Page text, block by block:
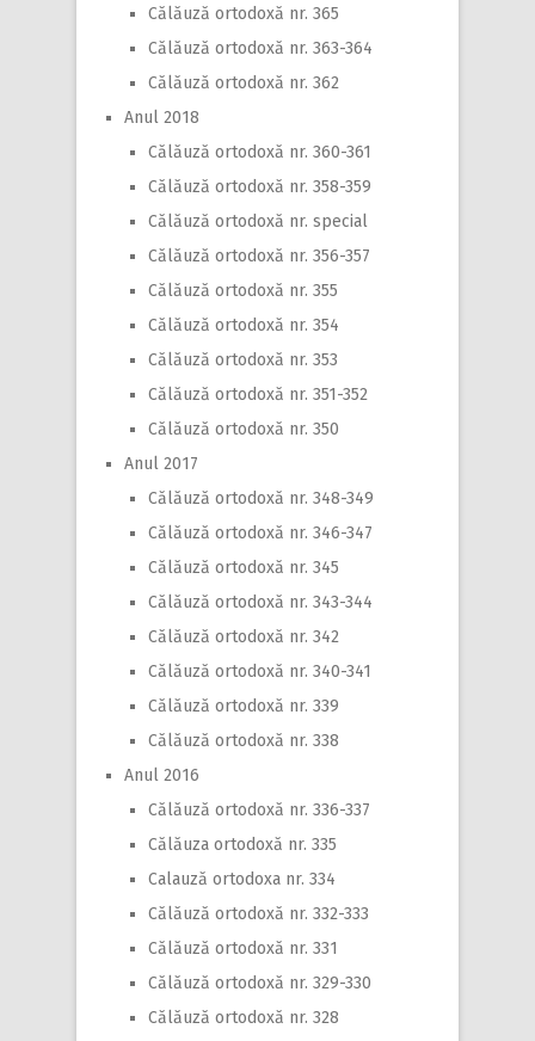
Călăuză ortodoxă nr. 365
Călăuză ortodoxă nr. 363-364
Călăuză ortodoxă nr. 362
Anul 2018
Călăuză ortodoxă nr. 360-361
Călăuză ortodoxă nr. 358-359
Călăuză ortodoxă nr. special
Călăuză ortodoxă nr. 356-357
Călăuză ortodoxă nr. 355
Călăuză ortodoxă nr. 354
Călăuză ortodoxă nr. 353
Călăuză ortodoxă nr. 351-352
Călăuză ortodoxă nr. 350
Anul 2017
Călăuză ortodoxă nr. 348-349
Călăuză ortodoxă nr. 346-347
Călăuză ortodoxă nr. 345
Călăuză ortodoxă nr. 343-344
Călăuză ortodoxă nr. 342
Călăuză ortodoxă nr. 340-341
Călăuză ortodoxă nr. 339
Călăuză ortodoxă nr. 338
Anul 2016
Călăuză ortodoxă nr. 336-337
Călăuza ortodoxă nr. 335
Calauză ortodoxa nr. 334
Călăuză ortodoxă nr. 332-333
Călăuză ortodoxă nr. 331
Călăuză ortodoxă nr. 329-330
Călăuză ortodoxă nr. 328